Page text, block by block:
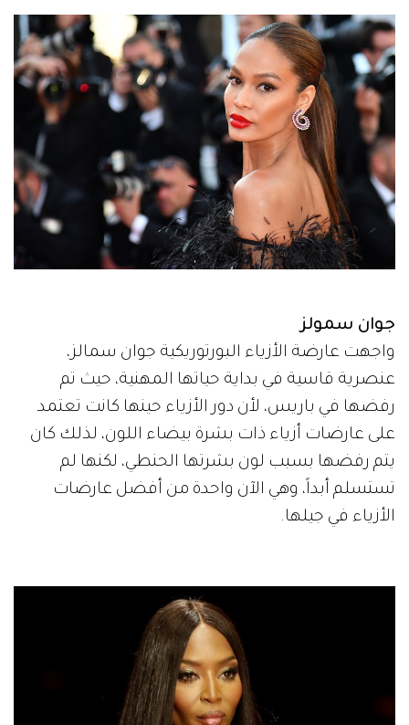
جوان سمولز
واجهت عارضة الأزياء البورتوريكية جوان سمالز،
عنصرية قاسية في بداية حياتها المهنية، حيث تم
رفضها في باريس، لأن دور الأزياء حينها كانت تعتمد
على عارضات أزياء ذات بشرة بيضاء اللون، لذلك كان
يتم رفضها بسبب لون بشرتها الحنطي، لكنها لم
تستسلم أبداً، وهي الآن واحدة من أفضل عارضات
الأزياء في جيلها.